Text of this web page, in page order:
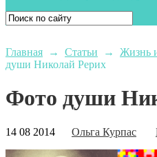
Главная → Статьи → Жизнь
души Николай Рерих
Фото души
14 08 2014 Ольга Курпас